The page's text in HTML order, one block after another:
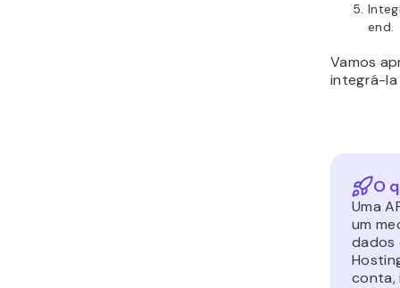
end.
Vamos
integrá-
O
Uma
um
dados
conta,